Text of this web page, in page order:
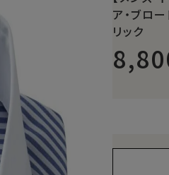
ア・ブロ
リック